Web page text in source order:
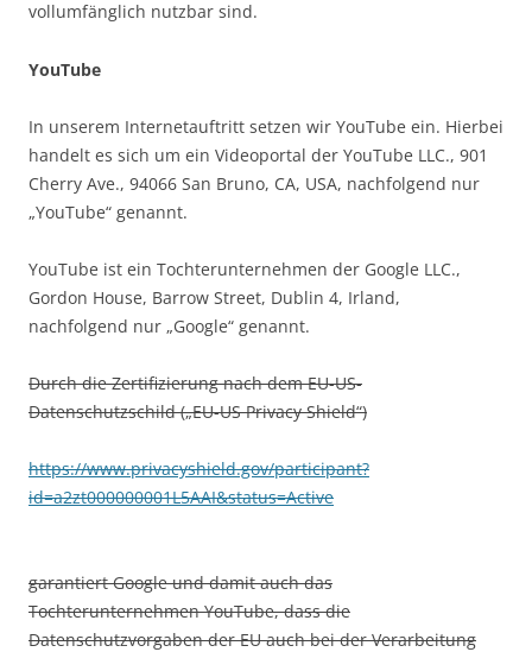
vollumfänglich nutzbar sind.
YouTube
In unserem Internetauftritt setzen wir YouTube ein. Hierbei
handelt es sich um ein Videoportal der YouTube LLC., 901
Cherry Ave., 94066 San Bruno, CA, USA, nachfolgend nur
„YouTube“ genannt.
YouTube ist ein Tochterunternehmen der Google LLC.,
Gordon House, Barrow Street, Dublin 4, Irland,
nachfolgend nur „Google“ genannt.
Durch die Zertifizierung nach dem EU-US-
Datenschutzschild („EU-US Privacy Shield“)
https://www.privacyshield.gov/participant?
id=a2zt000000001L5AAI&status=Active
garantiert Google und damit auch das
Tochterunternehmen YouTube, dass die
Datenschutzvorgaben der EU auch bei der Verarbeitung